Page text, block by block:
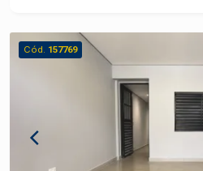
Cód. 157769